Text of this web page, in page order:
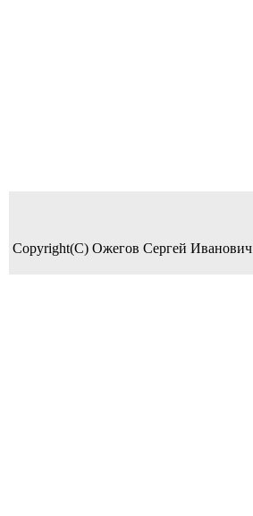
Copyright(C) Ожегов Сергей